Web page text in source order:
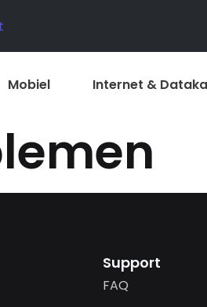
Mobiel Internet &
Support
FAQ